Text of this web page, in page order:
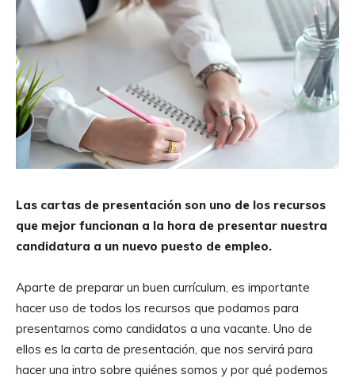
Las cartas de presentación son uno de los recursos
que mejor funcionan a la hora de presentar nuestra
candidatura a un nuevo puesto de empleo.
Aparte de preparar un buen currículum, es importante
hacer uso de todos los recursos que podamos para
presentarnos como candidatos a una vacante. Uno de
ellos es la carta de presentación, que nos servirá para
hacer una intro sobre quiénes somos y por qué podemos